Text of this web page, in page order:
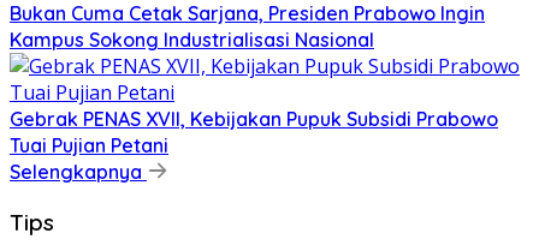
Bukan Cuma Cetak Sarjana, Presiden Prabowo Ingin
Kampus Sokong Industrialisasi Nasional
Gebrak PENAS XVII, Kebijakan Pupuk Subsidi Prabowo
Tuai Pujian Petani
Selengkapnya
Tips